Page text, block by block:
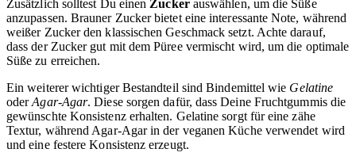
Zusätzlich solltest Du einen Zuckerauswählen, um die Süße
anzupassen. Brauner Zucker bietet eine interessante Note, während
weißer Zucker den klassischen Geschmack setzt. Achte darauf,
dass der Zucker gut mit dem Püree vermischt wird, um die optimale
Süße zu erreichen.
Ein weiterer wichtiger Bestandteil sind Bindemittel wie Gelatine
oderAgar-Agar. Diese sorgen dafür, dass Deine Fruchtgummis die
gewünschte Konsistenz erhalten. Gelatine sorgt für eine zähe
Textur, während Agar-Agar in der veganen Küche verwendet wird
und eine festere Konsistenz erzeugt.